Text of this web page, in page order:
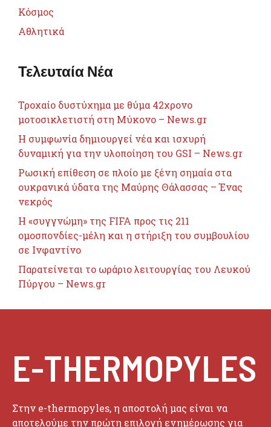
Κόσμος
Αθλητικά
Τελευταία Νέα
Τροχαίο δυστύχημα με θύμα 42χρονο
μοτοσικλετιστή στη Μύκονο – News.gr
Η συμφωνία δημιουργεί νέα και ισχυρή
δυναμική για την υλοποίηση του GSI – News.gr
Ρωσική επίθεση σε πλοίο με ξένη σημαία στα
ουκρανικά ύδατα της Μαύρης Θάλασσας – Ένας
νεκρός
Η «συγγνώμη» της FIFA προς τις 211
ομοσπονδίες-μέλη και η στήριξη του συμβουλίου
σε Ινφαντίνο
Παρατείνεται το ωράριο λειτουργίας του Λευκού
Πύργου – News.gr
E-THERMOPYLES
Στην e-thermopyles, η αποστολή μας είναι να
αποτελούμε την πρώτη επιλογή ενημέρωσης για